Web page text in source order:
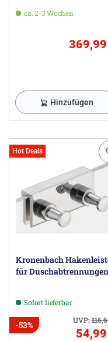
ca. 2-3 Wochen
Hinzufügen
Hot Deals
Kronenbach
für Duschabtrennungen
Sofort lieferbar
UVP:
-53%